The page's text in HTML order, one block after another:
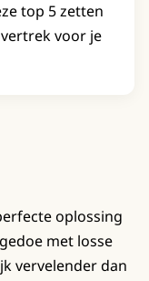
top 5 zetten
voor je
oplossing
met losse
vervelender dan